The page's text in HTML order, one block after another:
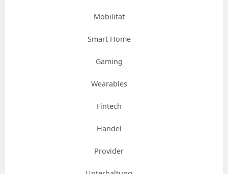
Mobilität
Smart Home
Gaming
Wearables
Fintech
Handel
Provider